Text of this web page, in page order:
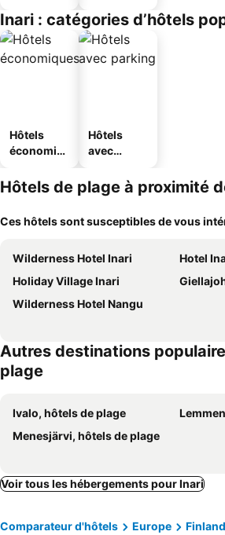
Inari : catégories d’hôtels
Hôtels
économiq
Hôtels
avec
Hôtels de plage à proximité
Ces hôtels sont susceptibles de vous
Wilderness Hotel Inari
Hotel
Holiday Village Inari
Wilderness Hotel Nangu
Autres destinations
plage
Ivalo, hôtels de plage
Menesjärvi, hôtels de plage
Voir tous les hébergements pour Inari
Comparateur d'hôtels Europe